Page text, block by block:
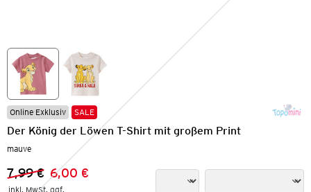
Online Exklusiv SALE
Der König der Löwen T-Shirt mit großem Print
mauve
Vorheriger Preis:
7,99 €
Neuer Preis:
6,00 €
inkl. MwSt. ggf.